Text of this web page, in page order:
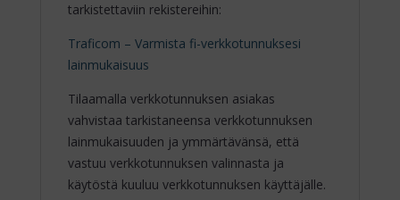
tarkistettaviin rekistereihin:
Traficom – Varmista fi-verkkotunnuksesi
lainmukaisuus
Tilaamalla verkkotunnuksen asiakas
vahvistaa tarkistaneensa verkkotunnuksen
lainmukaisuuden ja ymmärtävänsä, että
vastuu verkkotunnuksen valinnasta ja
käytöstä kuuluu verkkotunnuksen käyttäjälle.